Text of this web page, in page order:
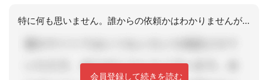
特に何も思いません。誰からの依頼かはわかりませんが、サービス利用に関する依頼はあ
会員登録して続きを読む